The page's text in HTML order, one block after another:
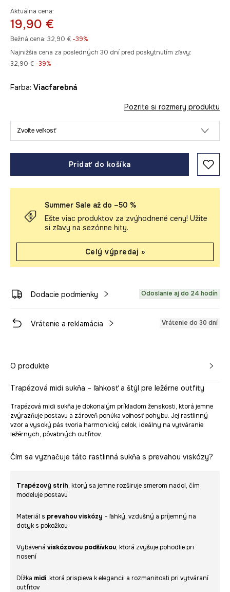
Aktuálna cena:
19,90 €
Bežná cena: 32,90 € -39%
Najnižšia cena za posledných 30 dní pred poskytnutím zľavy:
32,90 € -39%
Farba: viacfarebná
Pozrite si rozmery produktu
Zvoľte veľkosť
Pridať do košíka
Summer Sale až do –50 %
Ešte viac produktov za zvýhodnené ceny! Užite
si zľavy na sezónne hity.
Celý výpredaj »
Dodacie podmienky Odoslanie aj do 24 hodín
Vrátenie a reklamácia Vrátenie do 30 dní
O produkte
Trapézová midi sukňa – ľahkosť a štýl pre ležérne outfity
Trapézová midi sukňa je dokonalým príkladom ženskosti, ktorá jemne
zvýrazňuje postavu a zároveň ponúka voľnosť pohybu. Jej rastlinný
vzor a vysoký pás tvoria harmonický celok, ideálny na vytváranie
ležérnych, pôvabných outfitov.
Čím sa vyznačuje táto rastlinná sukňa s prevahou viskózy?
Trapézový strih, ktorý sa jemne rozširuje smerom nadol, čím
modeluje postavu
Materiál s prevahou viskózy – ľahký, vzdušný a príjemný na
dotyk s pokožkou
Vybavená viskózovou podšívkou, ktorá zvyšuje pohodlie pri
nosení
Dĺžka midi, ktorá prispieva k elegancii a rozmanitosti pri vytváraní
outfitov